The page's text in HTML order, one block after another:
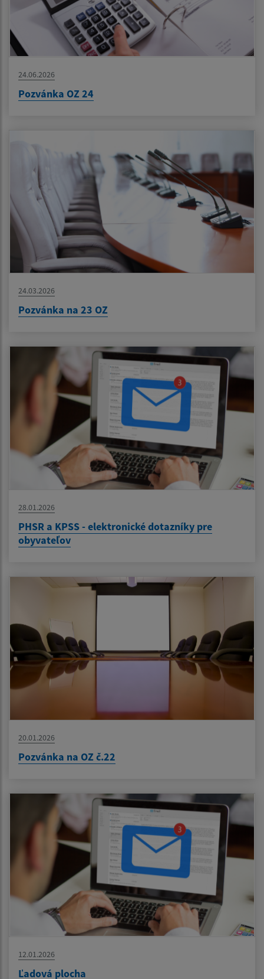
24.06.2026
Pozvánka OZ 24
24.03.2026
Pozvánka na 23 OZ
28.01.2026
PHSR a KPSS - elektronické dotazníky pre
obyvateľov
20.01.2026
Pozvánka na OZ č.22
12.01.2026
Ľadová plocha